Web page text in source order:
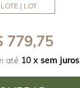
LOTE | LOT
779,75
até 10 x sem juros